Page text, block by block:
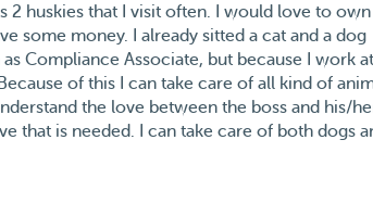
2 huskies that I visit often. I would love to
some money. I already sitted a cat and a dog
Compliance Associate, but because I work at
of this I can take care of all kind of
the love between the boss and his/
that is needed. I can take care of both dogs
and hope to give your animal the best time